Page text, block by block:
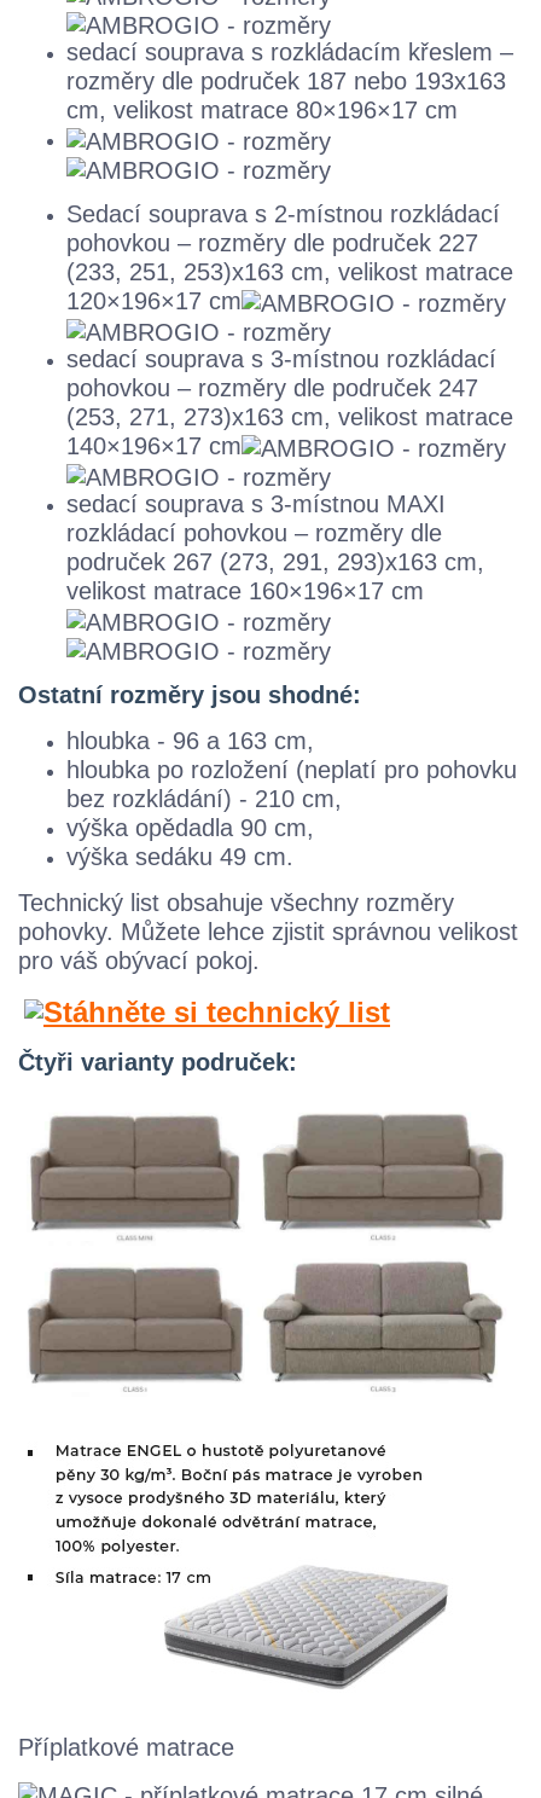
sedací souprava s rozkládacím křeslem –
rozměry dle područek 187 nebo 193x163
cm, velikost matrace 80×196×17 cm
Sedací souprava s 2-místnou rozkládací
pohovkou – rozměry dle područek 227
(233, 251, 253)x163 cm, velikost matrace
120×196×17 cm
sedací souprava s 3-místnou rozkládací
pohovkou – rozměry dle područek 247
(253, 271, 273)x163 cm, velikost matrace
140×196×17 cm
sedací souprava s 3-místnou MAXI
rozkládací pohovkou – rozměry dle
područek 267 (273, 291, 293)x163 cm,
velikost matrace 160×196×17 cm
Ostatní rozměry jsou shodné:
hloubka - 96 a 163 cm,
hloubka po rozložení (neplatí pro pohovku
bez rozkládání) - 210 cm,
výška opědadla 90 cm,
výška sedáku 49 cm.
Technický list obsahuje všechny rozměry
pohovky. Můžete lehce zjistit správnou velikost
pro váš obývací pokoj.
Čtyři varianty područek:
Příplatkové matrace